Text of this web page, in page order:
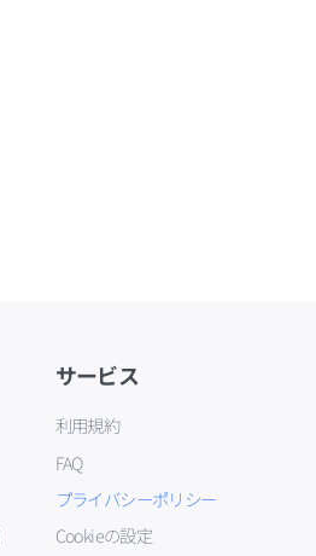
サービス
利用規約
FAQ
プライバシーポリシー
Cookieの設定